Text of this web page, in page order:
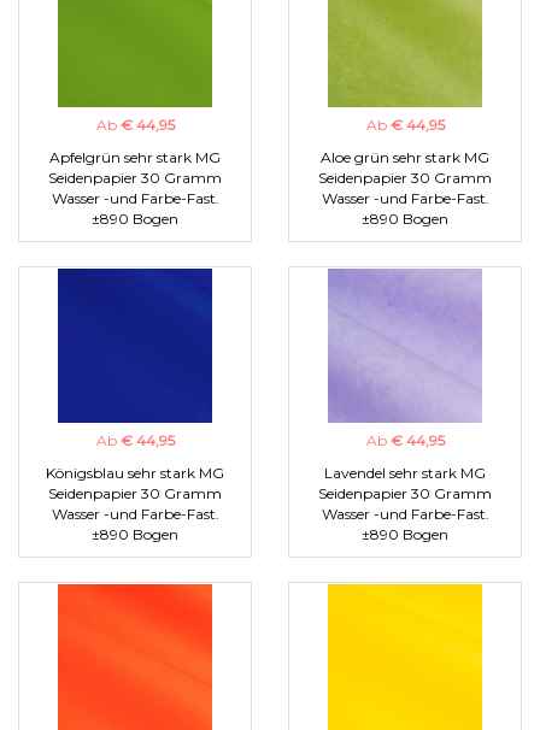
Ab € 44,95
Apfelgrün sehr stark MG
Seidenpapier 30 Gramm
Wasser -und Farbe-Fast.
±890 Bogen
Ab € 44,95
Aloe grün sehr stark MG
Seidenpapier 30 Gramm
Wasser -und Farbe-Fast.
±890 Bogen
Ab € 44,95
Königsblau sehr stark MG
Seidenpapier 30 Gramm
Wasser -und Farbe-Fast.
±890 Bogen
Ab € 44,95
Lavendel sehr stark MG
Seidenpapier 30 Gramm
Wasser -und Farbe-Fast.
±890 Bogen